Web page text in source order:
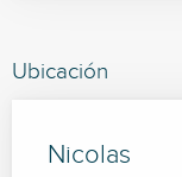
Ubicación
Nicolas